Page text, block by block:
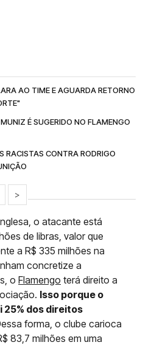
AO TIME E AGUARDA RETORNO
É SUGERIDO NO FLAMENGO
RACISTAS CONTRA RODRIGO
>
o atacante está
de libras, valor que
a R$ 335 milhões na
concretize a
o Flamengo terá direito a
Isso porque o
25% dos direitos
forma, o clube carioca
83,7 milhões em uma